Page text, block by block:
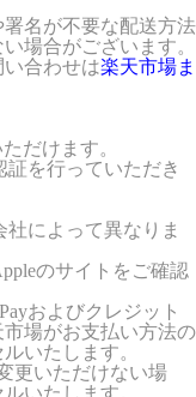
名が不要な配送方法
場合がございます。
合わせは楽天市場ま
だけます。
証を行っていただき
社によって異なりま
のサイトをご確認
およびクレジット
場がお支払い方法の
いたします。
更いただけない場
いたします。